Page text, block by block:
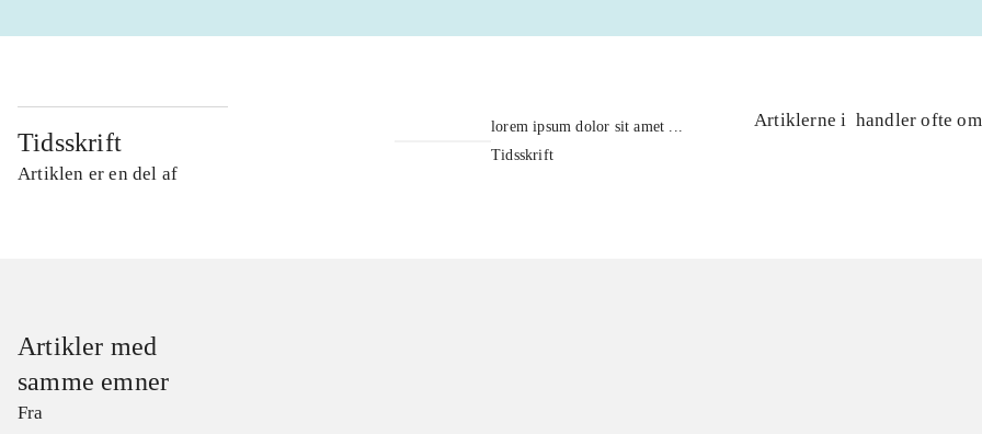
Tidsskrift
Artiklen er en del af
lorem ipsum dolor sit amet ...
Tidsskrift
Artiklerne i handler ofte om
Artikler med
samme emner
Fra